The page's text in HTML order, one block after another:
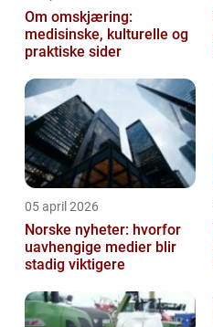
Om omskjæring:
medisinske, kulturelle og
praktiske sider
05 april 2026
Norske nyheter: hvorfor
uavhengige medier blir
stadig viktigere